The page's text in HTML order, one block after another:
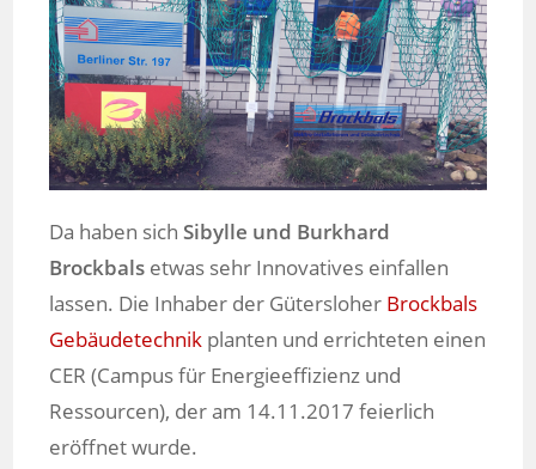
Da haben sichSibylle und Burkhard
Brockbals etwas sehr Innovatives einfallen
lassen. Die Inhaber der Gütersloher Brockbals
Gebäudetechnik planten und errichteten einen
CER (Campus für Energieeffizienz und
Ressourcen), der am 14.11.2017 feierlich
eröffnet wurde.